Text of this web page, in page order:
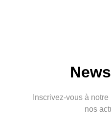
Inscrivez-vous à
nos